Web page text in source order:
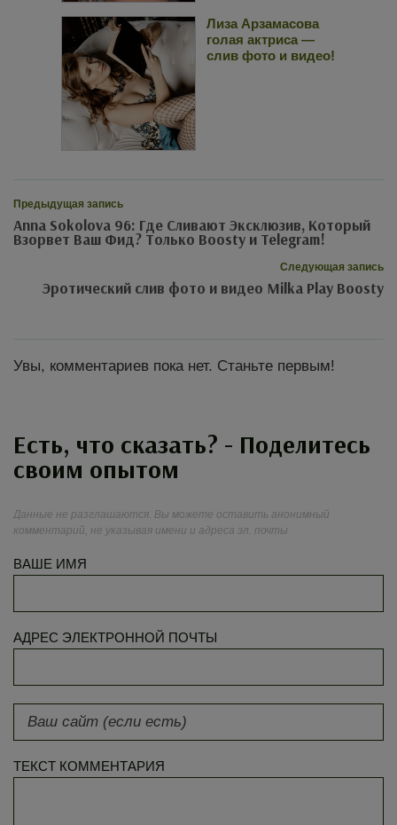
Лиза Арзамасова
голая актриса —
слив фото и видео!
Предыдущая запись
Anna Sokolova 96: Где Сливают Эксклюзив, Который
Взорвет Ваш Фид? Только Boosty и Telegram!
Следующая запись
Эротический слив фото и видео Milka Play Boosty
Увы, комментариев пока нет. Станьте первым!
Есть, что сказать? - Поделитесь
своим опытом
Данные не разглашаются. Вы можете оставить анонимный
комментарий, не указывая имени и адреса эл. почты
ВАШЕ ИМЯ
АДРЕС ЭЛЕКТРОННОЙ ПОЧТЫ
ТЕКСТ КОММЕНТАРИЯ